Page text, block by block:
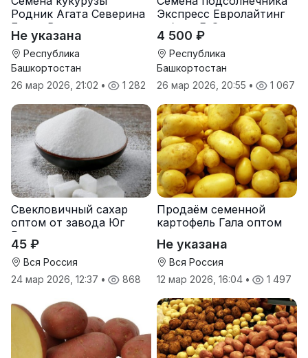
Родник Агата Северина
Берта Вилора
Прохладненский Дарина
Росс Машук Катерина
Не указана
Республика
Башкортостан
26 мар 2026, 21:02 • 1 282
Экспресс Евролайтинг
гибрид F-G+
4 500 ₽
Республика
Башкортостан
26 мар 2026, 20:55 • 1 067
Свекловичный сахар
оптом от завода Юг
Руси
45 ₽
Вся Россия
24 мар 2026, 12:37 • 868
Продаём семенной
картофель Гала оптом
Не указана
Вся Россия
12 мар 2026, 16:04 • 1 497